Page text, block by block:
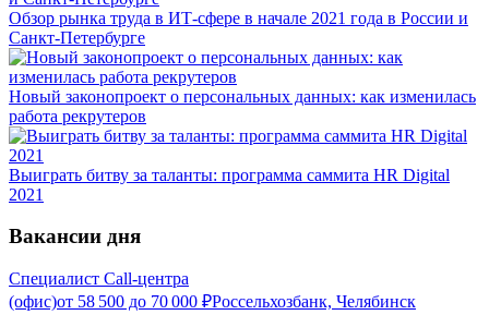
Обзор рынка труда в ИТ-сфере в начале 2021 года в России и
Санкт-Петербурге
Новый законопроект о персональных данных: как изменилась
работа рекрутеров
Выиграть битву за таланты: программа саммита HR Digital
2021
Вакансии дня
Специалист Call-центра
(офис)от 58 500 до 70 000 ₽Россельхозбанк, Челябинск